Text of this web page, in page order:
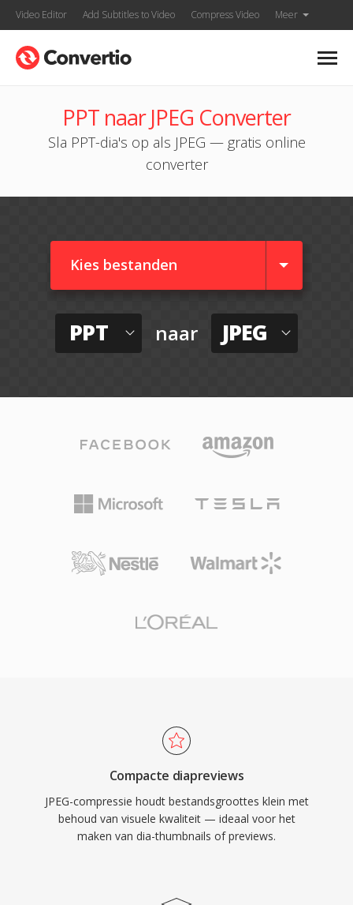
Video Editor Add Subtitles to Video Compress Video Meer
PPT naar JPEG Converter
Sla PPT-dia's op als JPEG — gratis online
converter
Kies bestanden
PPT naar JPEG
Compacte diapreviews
JPEG-compressie houdt bestandsgroottes klein met
behoud van visuele kwaliteit — ideaal voor het
maken van dia-thumbnails of previews.